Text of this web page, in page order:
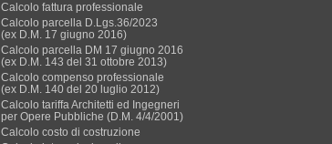
Calcolo fattura professionale
Calcolo parcella D.Lgs.36/2023
(ex D.M. 17 giugno 2016)
Calcolo parcella DM 17 giugno 2016
(ex D.M. 143 del 31 ottobre 2013)
Calcolo compenso professionale
(ex D.M. 140 del 20 luglio 2012)
Calcolo tariffa Architetti ed Ingegneri
per Opere Pubbliche (D.M. 4/4/2001)
Calcolo costo di costruzione